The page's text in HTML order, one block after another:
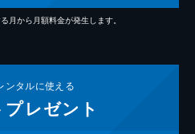
月から月額料金が発生します。
ンタルに使える
プレゼント